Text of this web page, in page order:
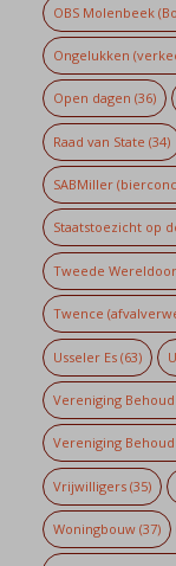
OBS Molenbeek
Ongelukken
Open dagen (36)
Raad van State (34)
SABMiller
Staatstoezicht op
Tweede
Twence
Usseler Es(63)
Vereniging
Vereniging Behoud
Vrijwilligers(35)
Woningbouw(37)